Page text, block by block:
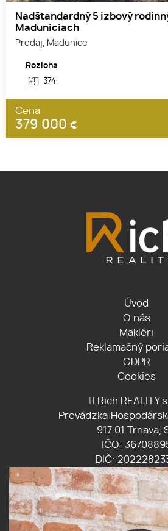
Nadštandardný 5 izbový
Maduniciach
Predaj, Madunice
Rozloha
374
Cena
379 000 €
Úvod
O nás
Makléri
Reklamačný
GDPR
Cookies
Rich REALITY
917 01 Trnava,
IČO:
DIČ: